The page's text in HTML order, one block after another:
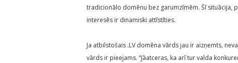
tradicionālo domēnu bez garumzīmēm. Šī situācija,
interesēs ir dinamiski attīstīties.
Ja atbilstošais .LV domēna vārds jau ir aizņemts,
vārds ir pieejams. “Jāatceras, ka arī tur valda